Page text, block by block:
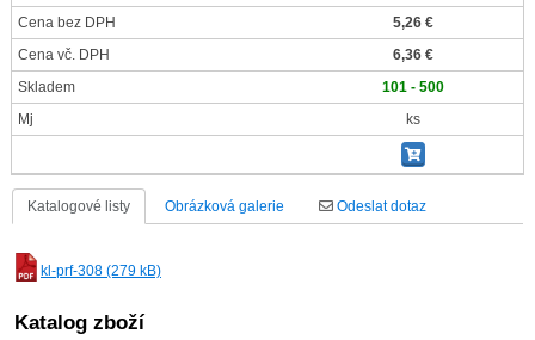
Cena bez DPH
5,26 €
Cena vč. DPH
6,36 €
Skladem
101 - 500
Mj
ks
Katalogové listy Obrázková galerie Odeslat dotaz
kl-prf-308 (279 kB)
Katalog zboží